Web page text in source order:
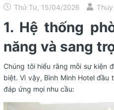
Thứ Tư, 15/04/2026
1. Hệ thống
năng và sang
Chúng tôi hiểu rằng mỗi sự kiện
biệt. Vì vậy, Bình Minh Hotel
đáp ứng mọi nhu cầu: